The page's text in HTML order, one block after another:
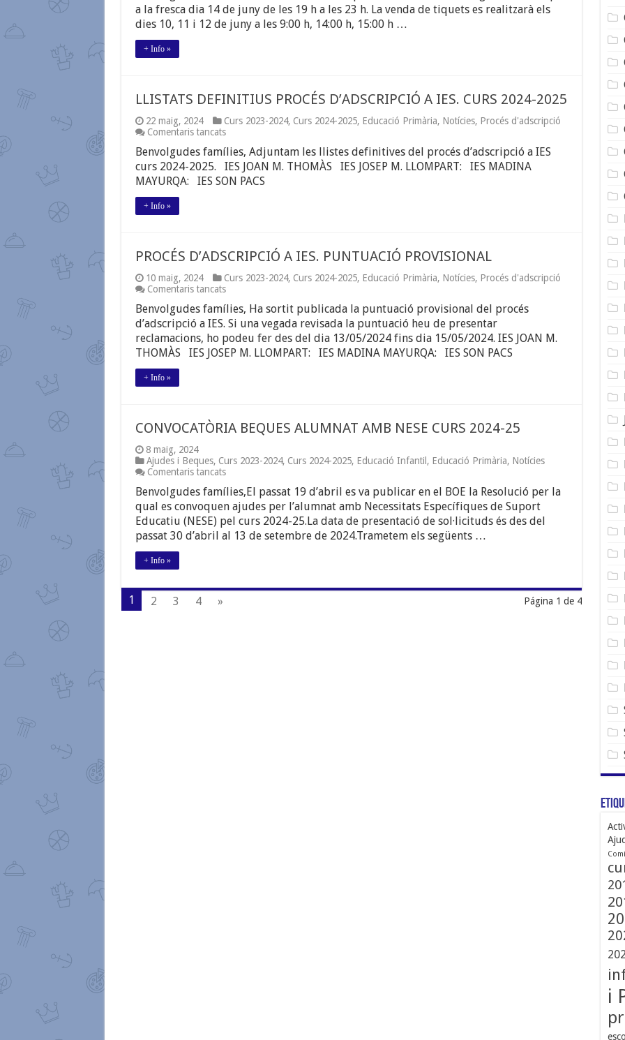
LA
FRESCA
a la fresca dia 14 de juny de les 19 h a les 23 h. La venda de tiquets es realitzarà els
dies 10, 11 i 12 de juny a les 9:00 h, 14:00 h, 15:00 h …
+ Info »
LLISTATS DEFINITIUS PROCÉS D’ADSCRIPCIÓ A IES. CURS 2024-2025
22 maig, 2024 Curs 2023-2024, Curs 2024-2025, Educació Primària, Notícies, Procés d'adscripció
Comentaris tancatsa
DEFINITIUS
PROCÉS
D’ADSCRIPCIÓ
A
Benvolgudes famílies, Adjuntam les llistes definitives del procés d’adscripció a IES
curs 2024-2025. IES JOAN M. THOMÀS IES JOSEP M. LLOMPART: IES MADINA
MAYURQA: IES SON PACS
+ Info »
PROCÉS D’ADSCRIPCIÓ A IES. PUNTUACIÓ PROVISIONAL
10 maig, 2024 Curs 2023-2024, Curs 2024-2025, Educació Primària, Notícies, Procés d'adscripció
Comentaris tancatsa
D’ADSCRIPCIÓ
A
IES.
PUNTUACIÓ
PROVISIONAL
Benvolgudes famílies, Ha sortit publicada la puntuació provisional del procés
d’adscripció a IES. Si una vegada revisada la puntuació heu de presentar
reclamacions, ho podeu fer des del dia 13/05/2024 fins dia 15/05/2024. IES JOAN M.
THOMÀS IES JOSEP M. LLOMPART: IES MADINA MAYURQA: IES SON PACS
+ Info »
CONVOCATÒRIA BEQUES ALUMNAT AMB NESE CURS 2024-25
8 maig, 2024
Ajudes i Beques, Curs 2023-2024, Curs 2024-2025, Educació Infantil , Educació Primària, Notícies
Comentaris tancatsa
BEQUES
ALUMNAT
AMB
NESE
CURS
Benvolgudes famílies,El passat 19 d’abril es va publicar en el BOE la Resolució per la
qual es convoquen ajudes per l’alumnat amb Necessitats Específiques de Suport
Educatiu (NESE) pel curs 2024-25.La data de presentació de sol·licituds és des del
passat 30 d’abril al 13 de setembre de 2024.Trametem els següents …
+ Info »
Página 1 de 4
1 2 3 4 »
i